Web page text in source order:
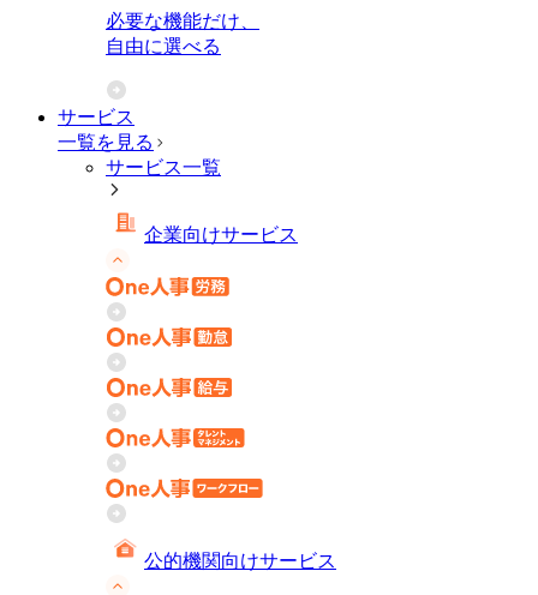
必要な機能だけ、
自由に選べる
サービス
一覧を見る
サービス一覧
企業向けサービス
公的機関向けサービス